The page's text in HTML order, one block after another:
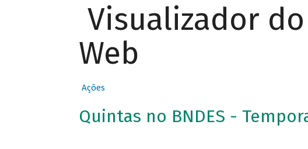
Visualizador
Web
Ações
Quintas no BNDES -